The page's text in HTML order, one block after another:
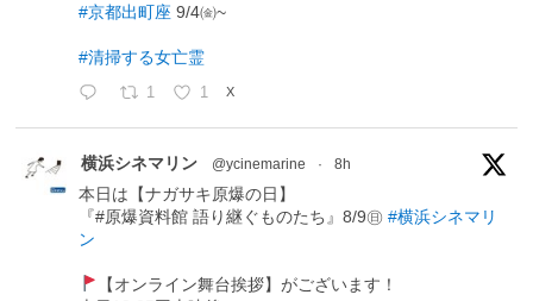
#京都出町座 9/4㈮~
#清掃する女亡霊
1 1 X
横浜シネマリン @ycinemarine · 8h
本日は【ナガサキ原爆の日】
『#原爆資料館 語り継ぐものたち』8/9㊐#横浜シネマリ
ン
【オンライン舞台挨拶】がございます！